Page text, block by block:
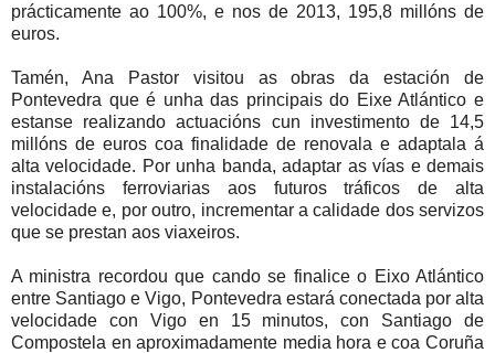
prácticamente ao 100%, e nos de 2013, 195,8 millóns de
euros.
Tamén, Ana Pastor visitou as obras da estación de
Pontevedra que é unha das principais do Eixe Atlántico e
estanse realizando actuacións cun investimento de 14,5
millóns de euros coa finalidade de renovala e adaptala á
alta velocidade. Por unha banda, adaptar as vías e demais
instalacións ferroviarias aos futuros tráficos de alta
velocidade e, por outro, incrementar a calidade dos servizos
que se prestan aos viaxeiros.
A ministra recordou que cando se finalice o Eixo Atlántico
entre Santiago e Vigo, Pontevedra estará conectada por alta
velocidade con Vigo en 15 minutos, con Santiago de
Compostela en aproximadamente media hora e coa Coruña